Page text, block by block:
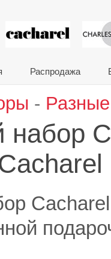
Распродажа
-
набор